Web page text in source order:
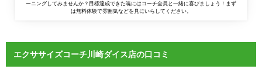
ーニングしてみませんか？目標達成できた暁にはコーチ全員と一緒に喜びましょう！まず
は無料体験で雰囲気などを見にいらしてください。
エクササイズコーチ川崎ダイス店の口コミ